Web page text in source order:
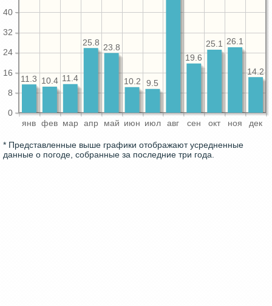
янв фев мар апр май июн июл авг сен окт ноя дек
0
8
16
24
32
40
14.2
26.1
25.1
19.6
9.5
10.2
23.8
25.8
11.4
10.4
11.3
* Представленные выше графики отображают усредненные
данные о погоде, собранные за последние три года.